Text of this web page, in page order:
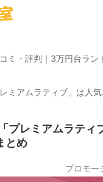
ミ・評判｜3万円台ラン
ミアムラティブ」は人
プレミアムラティ
とめ
プロモー